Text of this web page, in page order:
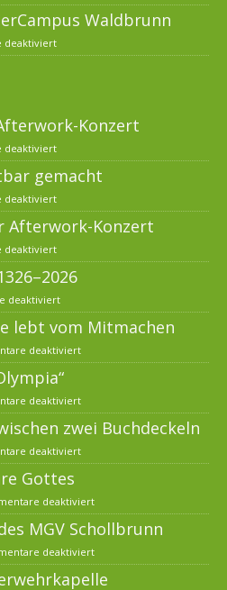
Waldbrunn
deaktiviert
Konzert
deaktiviert
gemacht
deaktiviert
Afterwork-Konzert
deaktiviert
deaktiviert
lebt vom Mitmachen
deaktiviert
deaktiviert
zwei Buchdeckeln
deaktiviert
Gottes
deaktiviert
MGV Schollbrunn
deaktiviert